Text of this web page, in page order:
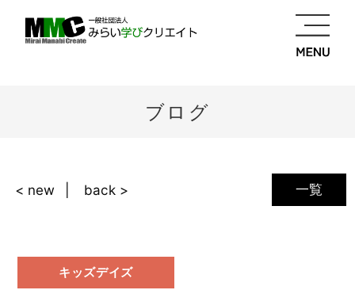
ブログ
一覧
< new back >
キッズデイズ